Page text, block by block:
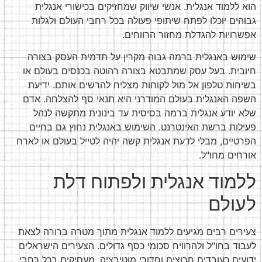
הוא ללמוד אנגלית. אנשי שיווק שמחזיקים בכישורי אנגלית
גבוהים יוכלו לפתח שיתופי פעולה בכל רחבי העולם ולגלות
אפשרויות להגדלת מחזור הרווחים.
שימוש באנגלית ברמה גבוה מקרין על תדמית העסק בצורה
חיובית. בעל עסק שמתבטא בצורה רהוטה בכנסים בעולם או
בשיחות טלפון אל מול לקוחות מצליח להרשים אותם. ידיעת
השפה האנגלית בעולם המודרני היא תנאי סף להצלחה. אדם
שלא יודע אנגלית ברמה בסיסית עד בינונית מתקשה לנהל
פעילות ברשת האינטרנט. השימוש באנגלית נחוץ גם בחיים
הפרטיים, מבלי לדעת אנגלית קשה יהיה לטייל בעולם או לארח
אורחים מחו"ל.
ללמוד אנגלית ולפתוח דלת
לעולם
צעירים רבים מגיעים ללמוד אנגלית מתוך מטרה ברורה לצאת
לעבוד בחו"ל ולהרוויח סכומי כסף גדולים. הצעירים הישראלים
ידועים כעובדים חרוצים וחדורי מוטיבציה, מעסיקים בכל רחבי